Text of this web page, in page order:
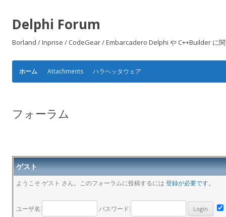
Delphi Forum
Borland / Inprise / CodeGear / Embarcadero Delphi や C++Builder に
ホーム Attachments ハラヘッタウェア
フォーラム
ゲスト
ようこそ ゲスト さん。このフォーラムに投稿するには 登録が必要です。
ユーザ名: パスワード: